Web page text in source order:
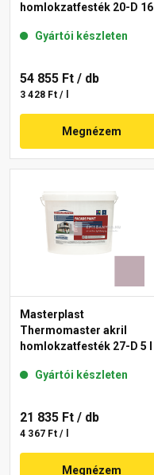
homlokzatfesték 20-D 16 l
Gyártói készleten
54 855 Ft / db
3 428 Ft / l
Megnézem
Masterplast
Thermomaster akril
homlokzatfesték 27-D 5 l
Gyártói készleten
21 835 Ft / db
4 367 Ft / l
Megnézem